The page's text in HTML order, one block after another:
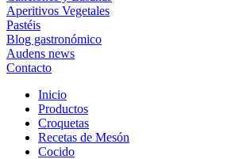
Aperitivos Vegetales
Pastéis
Blog gastronómico
Audens news
Contacto
Inicio
Productos
Croquetas
Recetas de Mesón
Cocido